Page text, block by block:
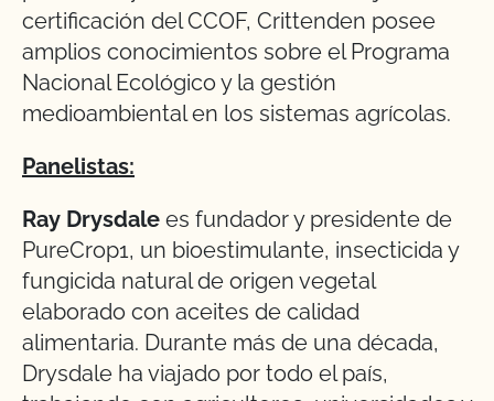
certificación del CCOF, Crittenden posee
amplios conocimientos sobre el Programa
Nacional Ecológico y la gestión
medioambiental en los sistemas agrícolas.
Panelistas:
Ray Drysdale es fundador y presidente de
PureCrop1, un bioestimulante, insecticida y
fungicida natural de origen vegetal
elaborado con aceites de calidad
alimentaria. Durante más de una década,
Drysdale ha viajado por todo el país,